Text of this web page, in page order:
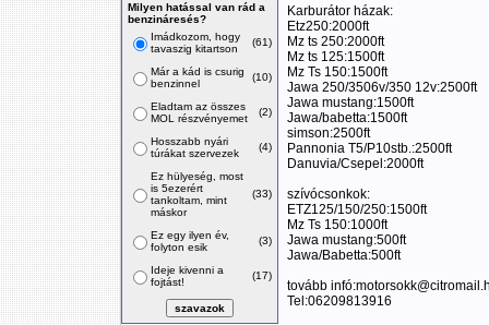
Milyen hatással van rád a
benzináresés?
Imádkozom, hogy
tavaszig kitartson
(61)
Már a kád is csurig
benzinnel
(10)
Eladtam az összes
MOL részvényemet
(2)
Hosszabb nyári
túrákat szervezek
(4)
Ez hülyeség, most
is 5ezerért
tankoltam, mint
máskor
(33)
Ez egy ilyen év,
folyton esik
(3)
Ideje kivenni a
fojtást!
(17)
Karburátor házak:
Etz250:2000ft
Mz ts 250:2000ft
Mz ts 125:1500ft
Mz Ts 150:1500ft
Jawa 250/3506v/350 12v:2500ft
Jawa mustang:1500ft
Jawa/babetta:1500ft
simson:2500ft
Pannonia T5/P10stb.:2500ft
Danuvia/Csepel:2000ft
szívócsonkok:
ETZ125/150/250:1500ft
Mz Ts 150:1000ft
Jawa mustang:500ft
Jawa/Babetta:500ft
tovább
Tel:06209813916